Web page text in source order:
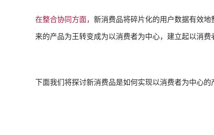
在整合协同方面， 新消费品将碎片化的用户数据有效
来的产品为王转变成为以消费者为中心，建立起以消费
下面我们将探讨新消费品是如何实现以消费者为中心